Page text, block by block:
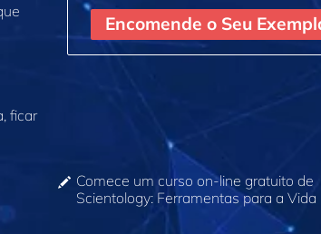
ficar
Encomende o Seu
Comece um curso on‑line gratuito de
Scientology: Ferramentas para a Vida